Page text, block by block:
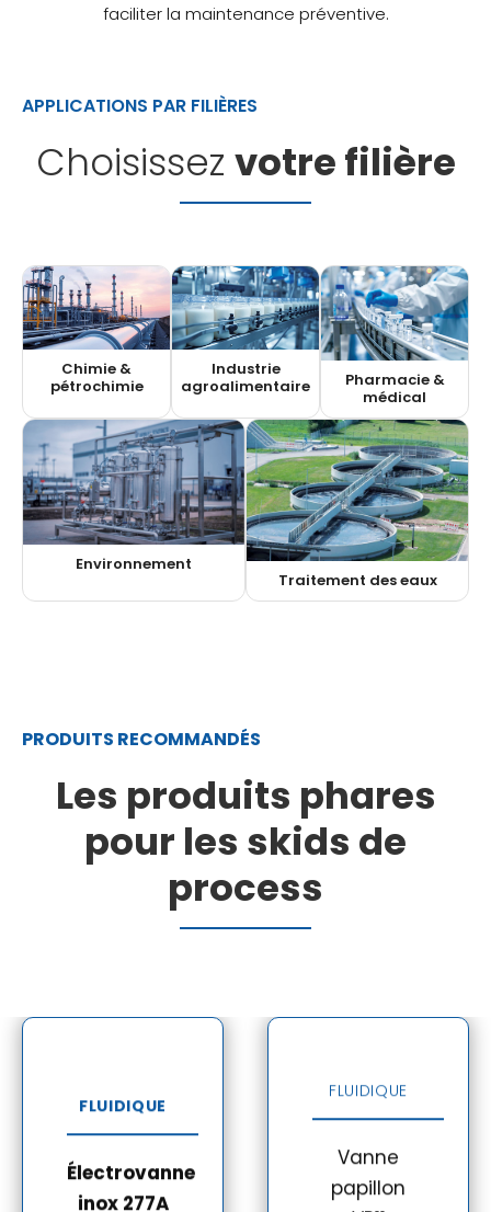
faciliter la maintenance préventive.
APPLICATIONS PAR FILIÈRES
Choisissez votre filière
Chimie &
pétrochimie
Industrie
agroalimentaire
Pharmacie &
médical
Environnement
Traitement des eaux
PRODUITS RECOMMANDÉS
Les produits phares
pour les skids de
process
FLUIDIQUE
Électrovanne
inox 277A
Fonctionne
pression pour
une
FLUIDIQUE
Vanne
papillon
facile
d’entretien,
idéale pour
les gros